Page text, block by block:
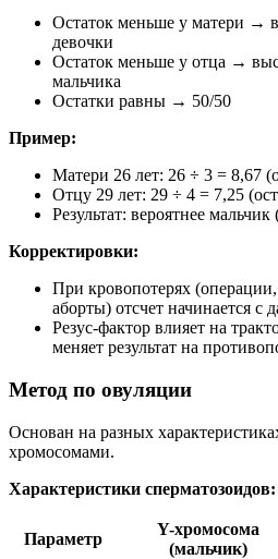
Остаток меньше у матери →
девочки
Остаток меньше у отца →
мальчика
Остатки равны → 50/50
Пример:
Матери 26 лет: 26 ÷ 3 = 8,67
Отцу 29 лет: 29 ÷ 4 = 7,25
Результат: вероятнее
Корректировки:
При кровопотерях
аборты) отсчет начинается с
Резус-фактор влияет на
меняет результат на
Метод по овуляции
Основан на разных
хромосомами.
Характеристики сперматозоидов:
Параметр
Y-хромосома
(мальчик)